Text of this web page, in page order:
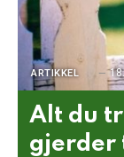
ARTIKKEL
Alt du
gjerder